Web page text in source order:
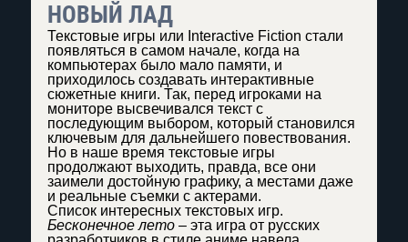
НОВЫЙ ЛАД
Текстовые игры или Interactive Fiction стали
появляться в самом начале, когда на
компьютерах было мало памяти, и
приходилось создавать интерактивные
сюжетные книги. Так, перед игроками на
мониторе высвечивался текст с
последующим выбором, который становился
ключевым для дальнейшего повествования.
Но в наше время текстовые игры
продолжают выходить, правда, все они
заимели достойную графику, а местами даже
и реальные съемки с актерами.
Список интересных текстовых игр.
Бесконечное лето – эта игра от русских